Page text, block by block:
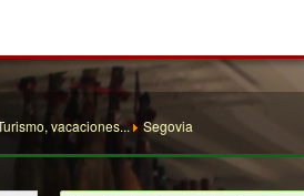
vacaciones... Segovia